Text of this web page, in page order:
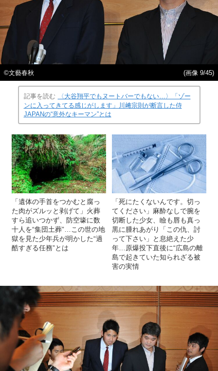
©文藝春秋 (画像 9/45)
記事を読む
〈大谷翔平でもヌートバーでもない…〉「ゾー
ンに入ってきてる感じがします」川﨑宗則が断言した侍
JAPANの“意外なキーマン”とは
「遺体の手首をつかむと腐っ
た肉がズルッと剥げて」火葬
すら追いつかず、防空壕に数
十人を“集団土葬”…この世の地
獄を見た少年兵が明かした“過
酷すぎる任務”とは
「死にたくないんです。切っ
てください」麻酔なしで腕を
切断した少女、瞼も唇も真っ
黒に腫れあがり「この仇、討
って下さい」と息絶えた少
年…原爆投下直後に“広島の離
島で起きていた知られざる被
害の実情